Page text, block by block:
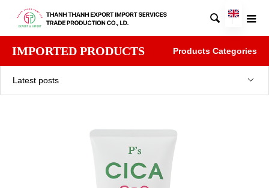

IMPORTED PRODUCTS Products Categories
Latest posts